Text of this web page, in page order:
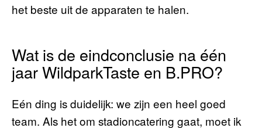
het beste uit de apparaten te halen.
Wat is de eindconclusie na één
jaar WildparkTaste en B.PRO?
Eén ding is duidelijk: we zijn een heel goed
team. Als het om stadioncatering gaat, moet ik